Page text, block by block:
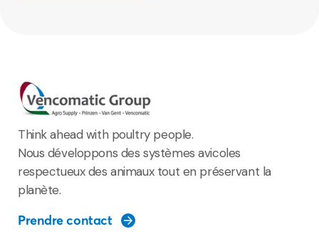
Think ahead with poultry people.
Nous développons des systèmes avicoles
respectueux des animaux tout en préservant la
planète.
Prendre contact